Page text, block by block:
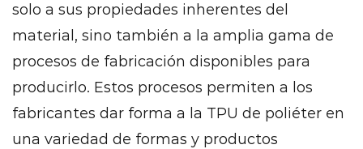
solo a sus propiedades inherentes del
material, sino también a la amplia gama de
procesos de fabricación disponibles para
producirlo. Estos procesos permiten a los
fabricantes dar forma a la TPU de poliéter en
una variedad de formas y productos